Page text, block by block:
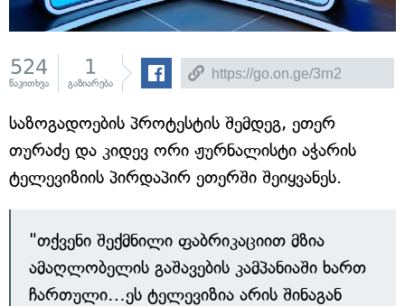
524
წაკითხვა
1
გაზიარება
საზოგადოების პროტესტის შემდეგ, ეთერ
თურაძე და კიდევ ორი ჟურნალისტი აჭარის
ტელევიზიის პირდაპირ ეთერში შეიყვანეს.
"თქვენი შექმნილი ფაბრიკაციით მზია
ამაღლობელის გაშავების კამპანიაში ხართ
ჩართული…ეს ტელევიზია არის შინაგან